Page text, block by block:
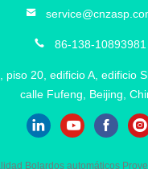
86-138-10893981
piso 20, edificio A, edificio
calle Fufeng, Beijing,
Bolardos automáticos